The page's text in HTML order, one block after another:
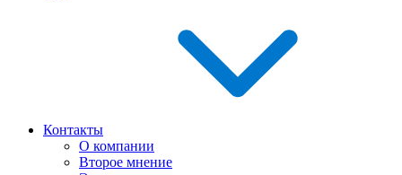
Контакты
О компании
Второе мнение